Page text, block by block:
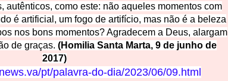
autênticos, como este: não aqueles momentos com
é artificial, um fogo de artifício, mas não é a beleza
nos bons momentos? Agradecem a Deus, alargam
de graças. (Homilia Santa Marta, 9 de junho de
2017)
pt/palavra-do-dia/2023/06/09.html